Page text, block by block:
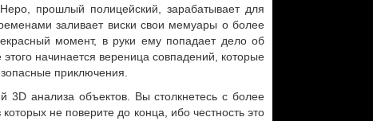
прошлый полицейский, зарабатывает для
заливает виски свои мемуары о более
момент, в руки ему попадает дело об
начинается вереница совпадений, которые
приключения.
3D анализа объектов. Вы столкнетесь с более
не поверите до конца, ибо честность это